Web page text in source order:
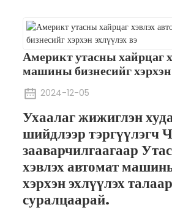
Америкт утасны хайрцаг
машины бизнесийг хэрхэн
2024-12-05
Ухаалаг жижиглэн
шийдлээр тэргүүлэгч
зааварчилгаагаар
хэвлэх автомат
хэрхэн эхлүүлэх талаар
суралцаарай.